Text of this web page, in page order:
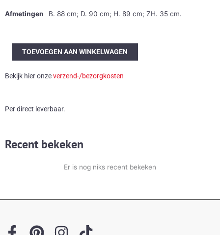
Afmetingen B. 88 cm; D. 90 cm; H. 89 cm; ZH. 35 cm.
Wikkelsø
fauteuil
TOEVOEGEN AAN WINKELWAGEN
Bekijk hier onzeverzend-/bezorgkosten
Per direct leverbaar.
Recent bekeken
Er is nog niks recent bekeken